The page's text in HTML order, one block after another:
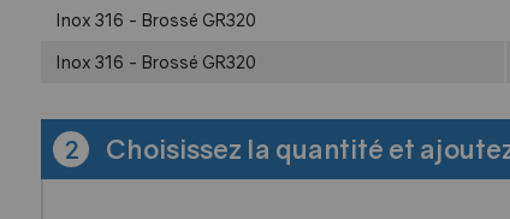
Inox 316 - Brossé GR320
Inox 316 - Brossé GR320
2 Choisissez la quantité et